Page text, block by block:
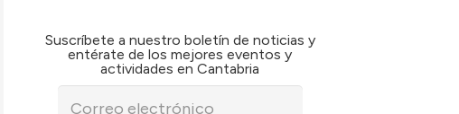
Suscríbete a nuestro boletín de noticias y
entérate de los mejores eventos y
actividades en Cantabria